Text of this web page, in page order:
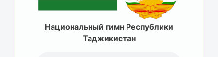
Национальный гимн Республики
Таджикистан